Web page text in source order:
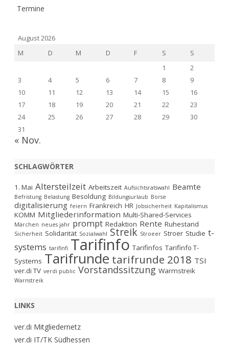
Termine
August 2026
M
D M D F S
S
1
2
3
4 5 6 7 8
9
10
11 12 13 14 15
16
17
18 19 20 21 22
23
24
25 26 27 28 29
30
31
« Nov.
SCHLAGWÖRTER
1. Mai Altersteilzeit Arbeitszeit Aufsichtsratswahl Beamte
Befristung Belastung Besoldung Bildungsurlaub Börse
digitalisierung feiern Frankreich HR Jobsicherheit Kapitalismus
KOMM Mitgliederinformation Multi-Shared-Services
Märchen neues jahr prompt Redaktion Rente Ruhestand
Sicherheit Solidarität Sozialwahl Streik Stroeer Stroer Studie t-
systems tarifinfi Tarifinfo Tarifinfos Tarifinfo T-
Systems Tarifrunde tarifrunde 2018 TSI
ver.di TV verdi public Vorstandssitzung Warmstreik
Warnstreik
LINKS
ver.di Mitgliedernetz
ver.di IT/TK Südhessen